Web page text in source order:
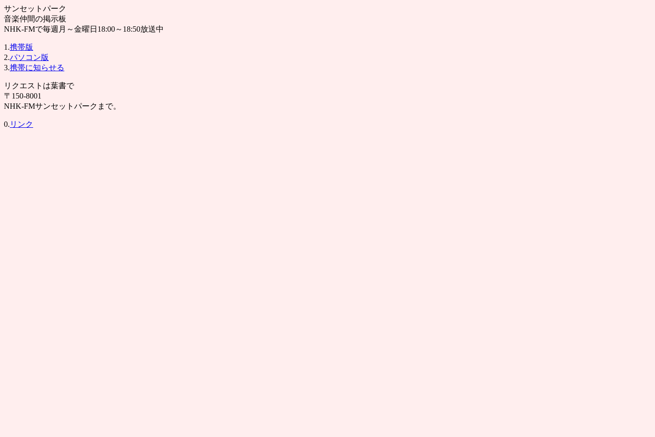
サンセットパーク
音楽仲間の掲示板
NHK-FMで毎週月～金曜日18:00～18:50放送中
1.携帯版
2.パソコン版
3.携帯に知らせる
リクエストは葉書で
〒150-8001
NHK-FMサンセットパークまで。
0. リンク